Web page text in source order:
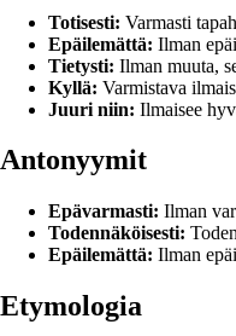
Totisesti: Varmasti
Epäilemättä: Ilman
Tietysti: Ilman muuta,
Kyllä: Varmistava
Juuri niin: Ilmaisee
Antonyymit
Epävarmasti: Ilman
Todennäköisesti:
Epäilemättä: Ilman
Etymologia